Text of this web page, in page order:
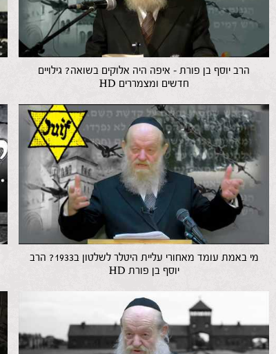
הרב יוסף בן פורת – איפה היה אלוקים בשואה? גילויים
חדשים ומצמררים HD
מי באמת עומד מאחורי עליית היטלר לשלטון ב1933? הרב
יוסף בן פורת HD